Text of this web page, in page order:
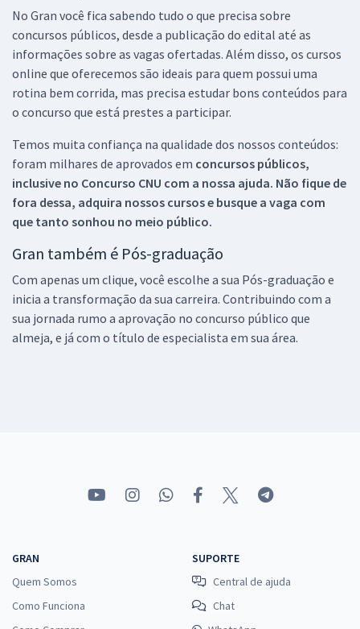
No Gran você fica sabendo tudo o que precisa sobre
concursos públicos, desde a publicação do edital até as
informações sobre as vagas ofertadas. Além disso, os cursos
online que oferecemos são ideais para quem possui uma
rotina bem corrida, mas precisa estudar bons conteúdos para
o concurso que está prestes a participar.
Temos muita confiança na qualidade dos nossos conteúdos:
foram milhares de aprovados em concursos públicos,
inclusive no Concurso CNU com a nossa ajuda. Não fique de
fora dessa, adquira nossos cursos e busque a vaga com
que tanto sonhou no meio público.
Gran também é Pós-graduação
Com apenas um clique, você escolhe a sua Pós-graduação e
inicia a transformação da sua carreira. Contribuindo com a
sua jornada rumo a aprovação no concurso público que
almeja, e já com o título de especialista em sua área.
GRAN
Quem Somos
Como Funciona
SUPORTE
Central de ajuda
Chat